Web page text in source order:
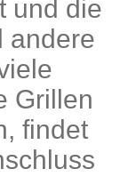
und die
andere
Grillen
findet